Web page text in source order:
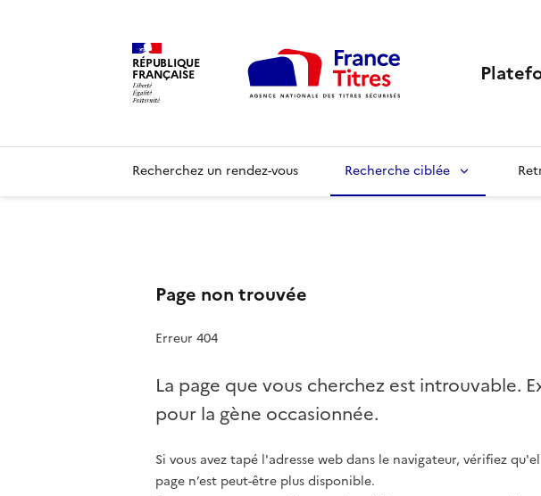
RÉPUBLIQUE
FRANÇAISE
Recherchez un rendez-vous Recherche ciblée
Page non trouvée
Erreur 404
La page que vous cherchez est introuvable.
pour la gène occasionnée.
Si vous avez tapé l'adresse web dans le navigateur, vérifiez
page n’est peut-être plus disponible.